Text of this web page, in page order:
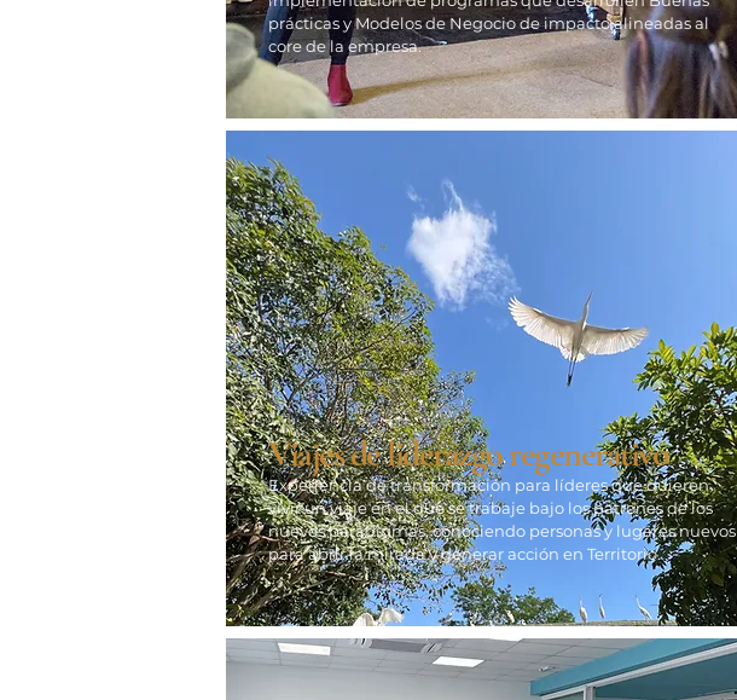
prácticas y Modelos de Negocio de impacto alineadas al
core de la empresa.
Viajes de liderazgo regenerativo
Experiencia de transformación para líderes que quieren
vivir un viaje en el que se trabaje bajo los patrones de los
nuevos paradigmas, conociendo personas y lugares nuevos
para abrir la mirada y generar acción en Territorio.